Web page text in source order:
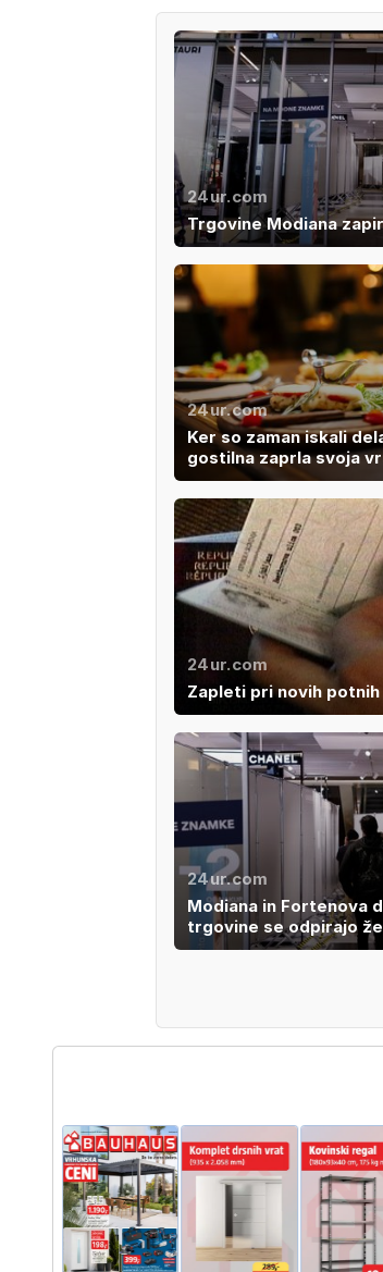
24ur.com
Trgovine Modiana
24ur.com
Ker so zaman iskali
gostilna zaprla svoja
24ur.com
Zapleti pri novih
24ur.com
Modiana in Fortenova
trgovine se odpirajo